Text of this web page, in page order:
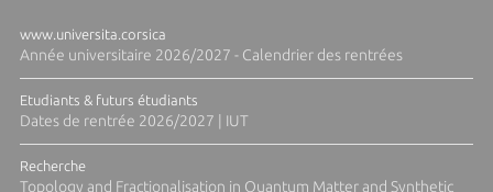
www.universita.corsica
Année universitaire 2026/2027 - Calendrier des rentrées
Etudiants & futurs étudiants
Dates de rentrée 2026/2027 | IUT
Recherche
Topology and Fractionalisation in Quantum Matter and Synthetic